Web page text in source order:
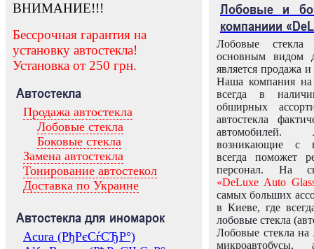
ВНИМАНИЕ!!!
Бессрочная гарантия на
установку автостекла!
Установка от 250 грн.
Автостекла
Продажа автостекла
Лобовые стекла
Боковые стекла
Замена автостекла
Тонирование автостекол
Доставка по Украине
Автостекла для иномарок
Acura (РђРєСѓСЂР°)
Лобовые и
компаниии
Лобовые
основным видом
является продажа и
Наша компания на
всегда в
обширных
автостекла
возникающие с
всегда поможет
персонал. На
«DeLuxe Auto
самых больших
в Киеве, где
лобовые стекла
Лобовые стекла на
микроавтобусы,